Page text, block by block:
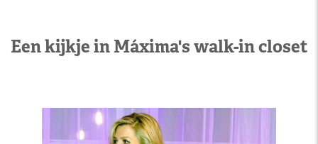
Een kijkje in Máxima's walk-in closet